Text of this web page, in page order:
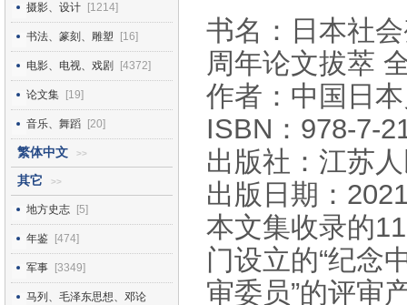
摄影、设计 [1214]
书法、篆刻、雕塑 [16]
电影、电视、戏剧 [4372]
论文集 [19]
音乐、舞蹈 [20]
繁体中文 >>
其它 >>
地方史志 [5]
年鉴 [474]
军事 [3349]
马列、毛泽东思想、邓论
书名：日本社
周年论文拔萃
作者：中国日
ISBN：978-7-
出版社：江苏
出版日期：
本文集收录的
门设立的“纪念
审委员”的评审